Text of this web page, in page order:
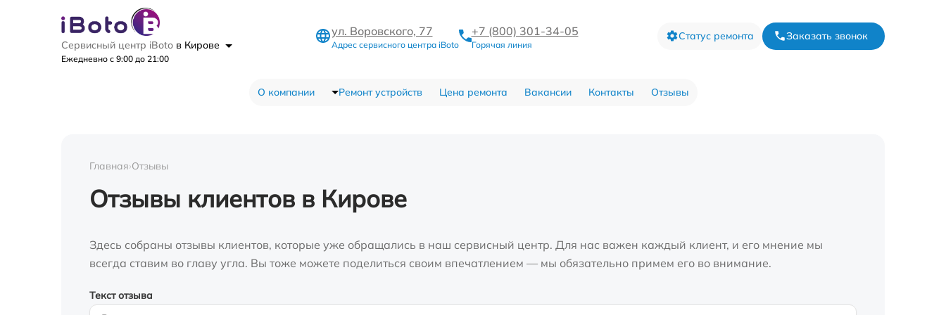
Сервисный центр iBoto в Кирове
Ежедневно с 9:00 до 21:00
ул. Воровского, 77
Адрес сервисного центра iBoto
+7 (800) 301-34-05
Горячая линия
Статус ремонта Заказать звонок
О компании Ремонт устройств Цена ремонта Вакансии Контакты Отзывы
Главная›Отзывы
Отзывы клиентов в Кирове
Здесь собраны отзывы клиентов, которые уже обращались в наш сервисный центр. Для нас важен каждый клиент, и его мнение мы
всегда ставим во главу угла. Вы тоже можете поделиться своим впечатлением — мы обязательно примем его во внимание.
Текст отзыва